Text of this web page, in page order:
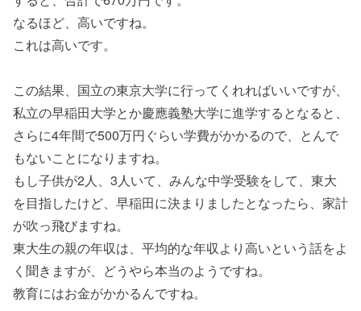
なるほど、高いですね。
これは高いです。
この結果、国立の東京大学に行ってくれればいいですが、
私立の早稲田大学とか慶應義塾大学に進学するとなると、
さらに4年間で500万円ぐらい学費がかかるので、とんで
もないことになりますね。
もし子供が2人、3人いて、みんな中学受験をして、東大
を目指したけど、早稲田に決まりましたとなったら、家計
が吹っ飛びますね。
東大生の親の年収は、平均的な年収より高いという話をよ
く聞きますが、どうやら本当のようですね。
教育にはお金がかかるんですね。